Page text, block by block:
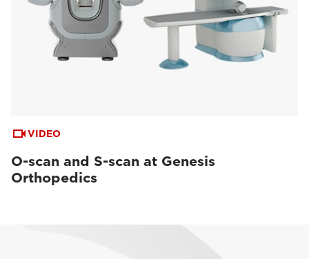
VIDEO
O-scan and S-scan at Genesis
Orthopedics